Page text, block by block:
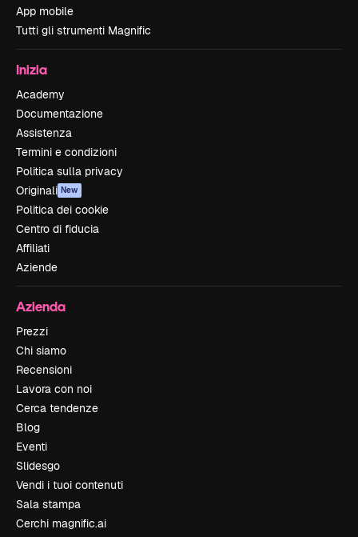
App mobile
Tutti gli strumenti Magnific
Inizia
Academy
Documentazione
Assistenza
Termini e condizioni
Politica sulla privacy
Originali New
Politica dei cookie
Centro di fiducia
Affiliati
Aziende
Azienda
Prezzi
Chi siamo
Recensioni
Lavora con noi
Cerca tendenze
Blog
Eventi
Slidesgo
Vendi i tuoi contenuti
Sala stampa
Cerchi magnific.ai